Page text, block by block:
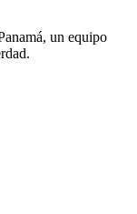
un equipo